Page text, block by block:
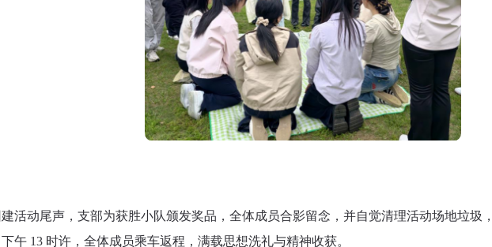
活动尾声，支部为获胜小队颁发奖品，全体成员合影留念，并自觉清理活动场地垃圾
午 13 时许，全体成员乘车返程，满载思想洗礼与精神收获。